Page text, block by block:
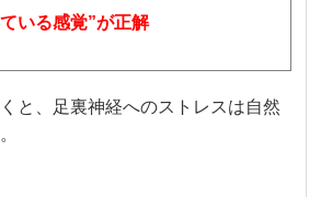
いる感覚”が正解
と、足裏神経へのストレスは自然